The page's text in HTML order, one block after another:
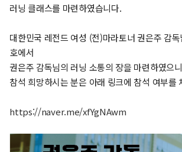
러닝 클래스를 마련하였습니다.
대한민국 레전드 여성 (전)마라토너 권은주 감
호에서
권은주 감독님의 러닝 소통의 장을 마련하였으
참석 희망하시는 분은 아래 링크에 참석 여부를
https://naver.me/xfYgNAwm